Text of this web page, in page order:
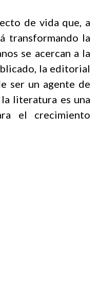
de vida que, a
transformando la
se acercan a la
la editorial
ser un agente de
literatura es una
el crecimiento